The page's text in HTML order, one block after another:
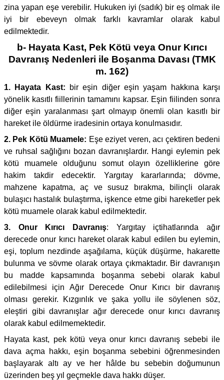
zina yapan eşe verebilir. Hukuken iyi (sadık) bir eş olmak ile
iyi bir ebeveyn olmak farklı kavramlar olarak kabul
edilmektedir.
b- Hayata Kast, Pek Kötü veya Onur Kırıcı
Davranış Nedenleri ile Boşanma Davası (TMK
m. 162)
1. Hayata Kast: bir eşin diğer eşin yaşam hakkına karşı
yönelik kasıtlı fiillerinin tamamını kapsar. Eşin fiilinden sonra
diğer eşin yaralanması şart olmayıp önemli olan kasıtlı bir
hareket ile öldürme iradesinin ortaya konulmasıdır.
2. Pek Kötü Muamele: Eşe eziyet veren, acı çektiren bedeni
ve ruhsal sağlığını bozan davranışlardır. Hangi eylemin pek
kötü muamele olduğunu somut olayın özelliklerine göre
hakim takdir edecektir. Yargıtay kararlarında; dövme,
mahzene kapatma, aç ve susuz bırakma, bilinçli olarak
bulaşıcı hastalık bulaştırma, işkence etme gibi hareketler pek
kötü muamele olarak kabul edilmektedir.
3. Onur Kırıcı Davranış: Yargıtay içtihatlarında ağır
derecede onur kırıcı hareket olarak kabul edilen bu eylemin,
eşi, toplum nezdinde aşağılama, küçük düşürme, hakarette
bulunma ve sövme olarak ortaya çıkmaktadır. Bir davranışın
bu madde kapsamında boşanma sebebi olarak kabul
edilebilmesi için Ağır Derecede Onur Kırıcı bir davranış
olması gerekir. Kızgınlık ve şaka yollu ile söylenen söz,
eleştiri gibi davranışlar ağır derecede onur kırıcı davranış
olarak kabul edilmemektedir.
Hayata kast, pek kötü veya onur kırıcı davranış sebebi ile
dava açma hakkı, eşin boşanma sebebini öğrenmesinden
başlayarak altı ay ve her hâlde bu sebebin doğumunun
üzerinden beş yıl geçmekle dava hakkı düşer.